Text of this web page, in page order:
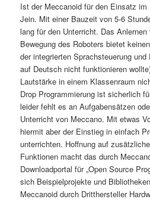
Ist der Meccanoid für den Einsatz
Jein. Mit einer Bauzeit von 5-6
lang für den Unterricht. Das
Bewegung des Roboters bietet
der integrierten Sprachsteuerung
auf Deutsch nicht funktionieren
Lautstärke in einem Klassenraum
Drop Programmierung ist sicherlich
leider fehlt es an Aufgabensätzen
Unterricht von Meccano. Mit etwas
hiermit aber der Einstieg in einfach
unterrichten. Hoffnung auf
Funktionen macht das durch
Downloadportal für „Open Source
sich Beispielprojekte und
Meccanoid durch Dritthersteller